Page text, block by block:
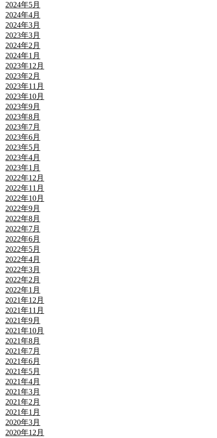
2024年5月
2024年4月
2024年3月
2023年3月
2024年2月
2024年1月
2023年12月
2023年2月
2023年11月
2023年10月
2023年9月
2023年8月
2023年7月
2023年6月
2023年5月
2023年4月
2023年1月
2022年12月
2022年11月
2022年10月
2022年9月
2022年8月
2022年7月
2022年6月
2022年5月
2022年4月
2022年3月
2022年2月
2022年1月
2021年12月
2021年11月
2021年9月
2021年10月
2021年8月
2021年7月
2021年6月
2021年5月
2021年4月
2021年3月
2021年2月
2021年1月
2020年3月
2020年12月